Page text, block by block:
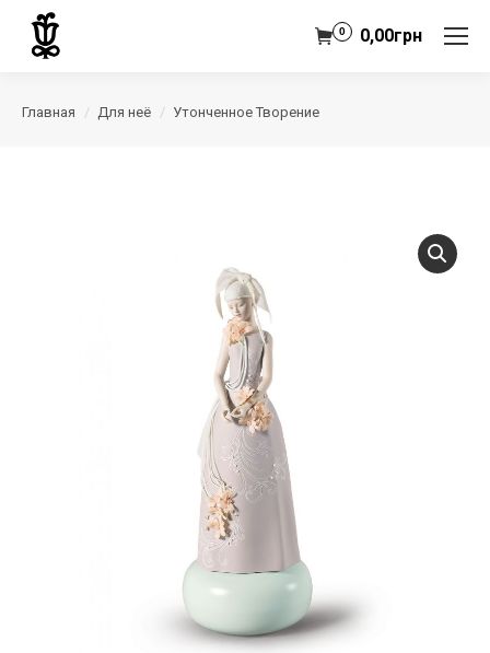
0,00грн
0
Главная Для неё Утонченное Творение